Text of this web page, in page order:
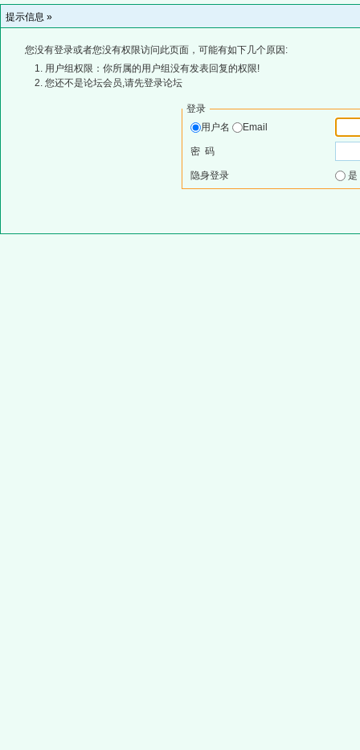
提示信息 »
您没有登录或者您没有权限访问此页面，可能有如下几个原因:
用户组权限：你所属的用户组没有发表回复的权限!
您还不是论坛会员,请先登录论坛
登录
用户名
Email
密 码
隐身登录